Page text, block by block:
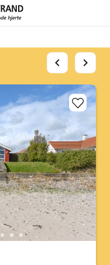
chevron_left chevron_right